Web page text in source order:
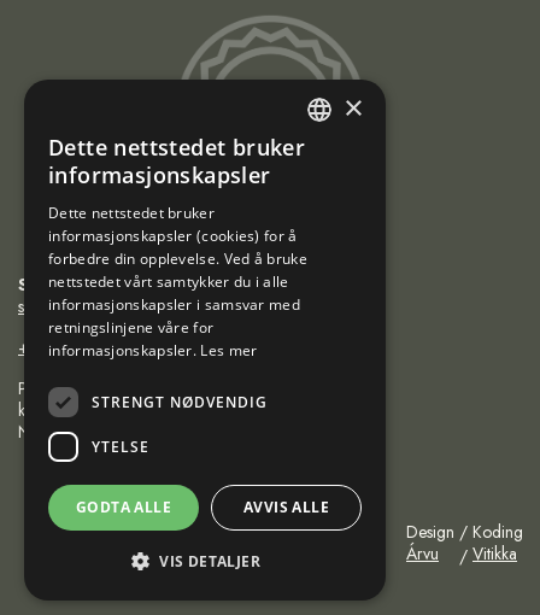
Sami
Trademarks
Sámiráđđi
saamicouncil@saamicouncil.net
+47 950 25 926
Postboks 162 9735
kárášjohka / karasjok
Norge
Design
Árvu
Koding
Vitikka
ENGLISH
FINNISH
×
Dette nettstedet bruker
informasjonskapsler
Dette nettstedet bruker
informasjonskapsler (cookies) for å
forbedre din opplevelse. Ved å bruke
nettstedet vårt samtykker du i alle
informasjonskapsler i samsvar med
retningslinjene våre for
informasjonskapsler. Les mer
STRENGT NØDVENDIG
YTELSE
GODTA ALLE AVVIS ALLE
VIS DETALJER